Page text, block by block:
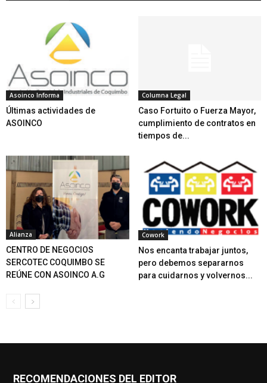
Asoinco Informa
Últimas actividades de
ASOINCO
Columna Legal
Caso Fortuito o Fuerza Mayor,
cumplimiento de contratos en
tiempos de...
Alianza
CENTRO DE NEGOCIOS
SERCOTEC COQUIMBO SE
REÚNE CON ASOINCO A.G
Cowork
Nos encanta trabajar juntos,
pero debemos separarnos
para cuidarnos y volvernos...
RECOMENDACIONES DEL EDITOR